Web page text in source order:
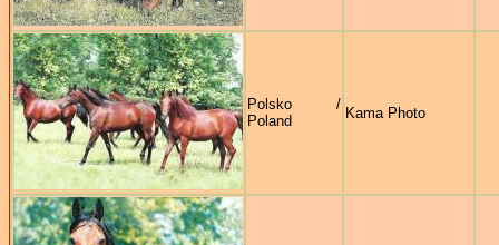
Polsko /
Poland
Kama Photo